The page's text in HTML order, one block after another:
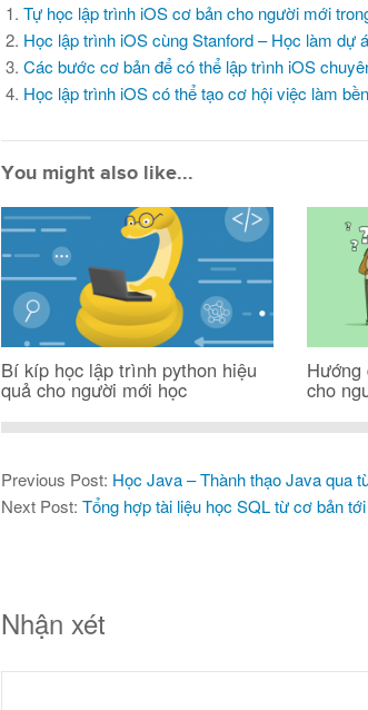
Tự học lập trình iOS cơ bản cho người mới
Học lập trình iOS cùng Stanford – Học làm dự
Các bước cơ bản để có thể lập trình iOS
Học lập trình iOS có thể tạo cơ hội việc làm
You might also like...
Bí kíp học lập trình python hiệu
quả cho người mới học
Hướng
cho
Previous Post: Học Java – Thành thạo Java qua
Next Post: Tổng hợp tài liệu học SQL từ cơ bản
Nhận xét